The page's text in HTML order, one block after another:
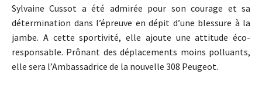
Sylvaine Cussot a été admirée pour son courage et sa
détermination dans l’épreuve en dépit d’une blessure à la
jambe. A cette sportivité, elle ajoute une attitude éco-
responsable. Prônant des déplacements moins polluants,
elle sera l’Ambassadrice de la nouvelle 308 Peugeot.